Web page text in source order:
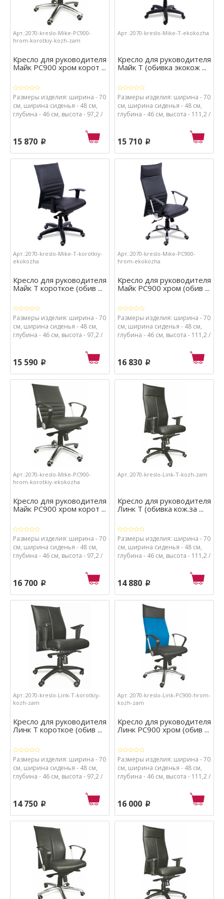
Арт.:2070-kreslo-Mike-PC900-
hrom-korotkiy-kozh-zam
Кресло для руководителя
Майк РС900 хром корот ...
Размеры изделия: ширина - 70
см, ширина сиденья - 48 см,
глубина - 46 см, высота - 97,2 /
Материалы: каркас - металл и
набивка сиденья - поролон
высокой плотности
15 870 p
Арт.:2070-kreslo-Mike-T-ekokozha
Кресло для руководителя
Майк Т (обивка экокож ...
Размеры изделия: ширина - 70
см, ширина сиденья - 48 см,
глубина - 46 см, высота - 111,2 /
Материалы: каркас - металл и
набивка сиденья - поролон
высокой плотности
15 710 p
Арт.:2070-kreslo-Mike-T-korotkiy-
ekokozha
Кресло для руководителя
Майк Т короткое (обив ...
Размеры изделия: ширина - 70
см, ширина сиденья - 48 см,
глубина - 46 см, высота - 97,2 /
Материалы: каркас - металл и
набивка сиденья - поролон
высокой плотности
15 590 p
Арт.:2070-kreslo-Mike-PC900-
hrom-ekokozha
Кресло для руководителя
Майк РС900 хром (обив ...
Размеры изделия: ширина - 70
см, ширина сиденья - 48 см,
глубина - 46 см, высота - 111,2 /
Материалы: каркас - металл и
набивка сиденья - поролон
высокой плотности
16 830 p
Арт.:2070-kreslo-Mike-PC900-
hrom-korotkiy-ekokozha
Кресло для руководителя
Майк РС900 хром корот ...
Размеры изделия: ширина - 70
см, ширина сиденья - 48 см,
глубина - 46 см, высота - 97,2 /
Материалы: каркас - металл и
набивка сиденья - поролон
высокой плотности
16 700 p
Арт.:2070-kreslo-Link-T-kozh-zam
Кресло для руководителя
Линк Т (обивка кож.за ...
Размеры изделия: ширина - 70
см, ширина сиденья - 48 см,
глубина - 46 см, высота - 111,2 /
Материалы: каркас - металл и
набивка сиденья - поролон
высокой плотности
14 880 p
Арт.:2070-kreslo-Link-T-korotkiy-
kozh-zam
Кресло для руководителя
Линк Т короткое (обив ...
Размеры изделия: ширина - 70
см, ширина сиденья - 48 см,
глубина - 46 см, высота - 97,2 /
Материалы: каркас - металл и
набивка сиденья - поролон
высокой плотности
14 750 p
Арт.:2070-kreslo-Link-PC900-hrom-
kozh-zam
Кресло для руководителя
Линк РС900 хром (обив ...
Размеры изделия: ширина - 70
см, ширина сиденья - 48 см,
глубина - 46 см, высота - 111,2 /
Материалы: каркас - металл и
набивка сиденья - поролон
высокой плотности
16 000 p